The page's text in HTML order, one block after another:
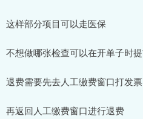
这样部分项目可以走医保
不想做哪张检查可以在开单子时
退费需要先去人工缴费窗口打发
再返回人工缴费窗口进行退费